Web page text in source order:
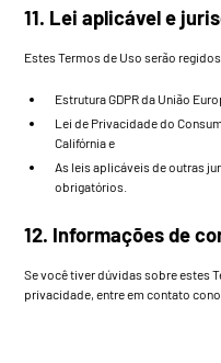
11. Lei aplicável e
Estes Termos de Uso serão
Estrutura GDPR da União
Lei de Privacidade do
Califórnia e
As leis aplicáveis de outras
obrigatórios.
12. Informações de
Se você tiver dúvidas sobre estes
privacidade, entre em contato